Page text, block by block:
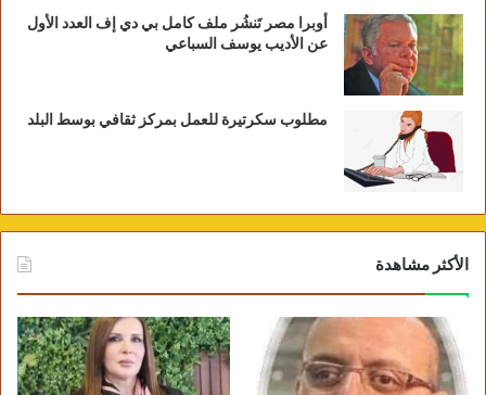
أوبرا مصر تَنشُر ملف كامل بي دي إف العدد الأول
عن الأديب يوسف السباعي
مطلوب سكرتيرة للعمل بمركز ثقافي بوسط البلد
الأكثر مشاهدة